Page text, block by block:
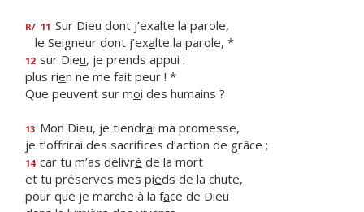
R/ 11 Sur Dieu dont j’exalte la parole,
le Seigneur dont j’exalte la parole, *
12 sur Dieu, je prends appui :
plus rien ne me fait peur ! *
Que peuvent sur moi des humains ?
13 Mon Dieu, je tiendrai ma promesse,
je t’offrirai des sacrifces d’action de grâce ;
14 car tu m’as délivré de la mort
et tu préserves mes pieds de la chute,
pour que je marche à la face de Dieu